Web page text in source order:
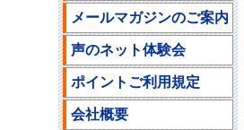
メールマガジンのご案内
声のネット体験会
ポイントご利用規定
会社概要